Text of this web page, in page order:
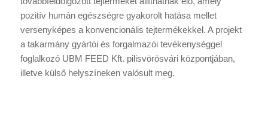
pozitív humán egészségre gyakorolt hatása mellet
versenyképes a konvencionális tejtermékekkel. A projekt
a takarmány gyártói és forgalmazói tevékenységgel
foglalkozó UBM FEED Kft. pilisvörösvári központjában,
illetve külső helyszíneken valósult meg.